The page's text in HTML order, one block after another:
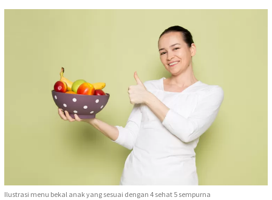
Ilustrasi menu bekal anak yang sesuai dengan 4 sehat 5 sempurna